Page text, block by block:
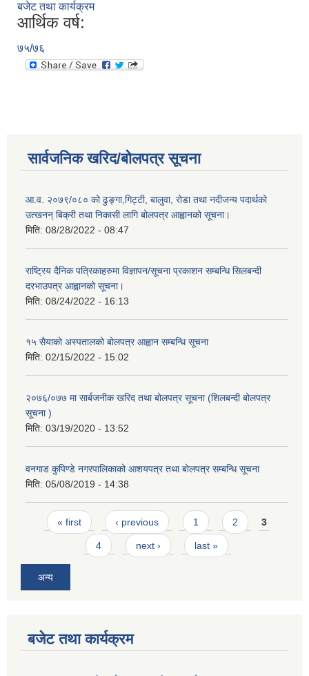
बजेट तथा कार्यक्रम
आर्थिक वर्ष:
७५/७६
सार्वजनिक खरिद/बोलपत्र सूचना
आ.व. २०७९/०८० को ढुङ्गा,गिट्टी, बालुवा, रोडा तथा नदीजन्य पदार्थको
उत्खनन् बिक्री तथा निकासी लागि बोलपत्र आह्वानको सूचना।
मिति: 08/28/2022 - 08:47
राष्ट्रिय दैनिक पत्रिकाहरुमा विज्ञापन/सूचना प्रकाशन सम्बन्धि सिलबन्दी
दरभाउपत्र आह्वानको सूचना।
मिति: 08/24/2022 - 16:13
१५ सैयाको अस्पतालको बोलपत्र आह्वान सम्बन्धि सूचना
मिति: 02/15/2022 - 15:02
२०७६/०७७ मा सार्बजनीक खरिद तथा बोलपत्र सूचना (शिलबन्दी बोलपत्र
सूचना )
मिति: 03/19/2020 - 13:52
वनगाड कुपिण्डे नगरपालिकाको आशयपत्र तथा बोलपत्र सम्बन्धि सूचना
मिति: 05/08/2019 - 14:38
Pages
« first ‹ previous 1 2 3
4 next › last »
अन्य
बजेट तथा कार्यक्रम